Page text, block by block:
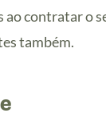
ao contratar o
também.